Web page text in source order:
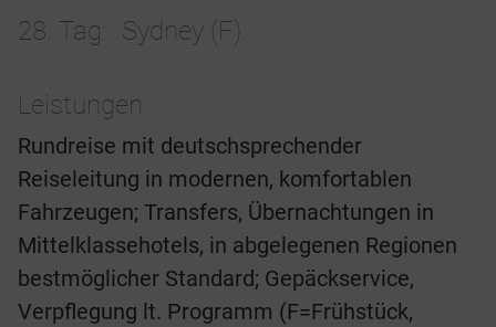
28. Tag Sydney (F).
Leistungen
Rundreise mit deutschsprechender
Reiseleitung in modernen, komfortablen
Fahrzeugen; Transfers, Übernachtungen in
Mittelklassehotels, in abgelegenen Regionen
bestmöglicher Standard; Gepäckservice,
Verpflegung lt. Programm (F=Frühstück,